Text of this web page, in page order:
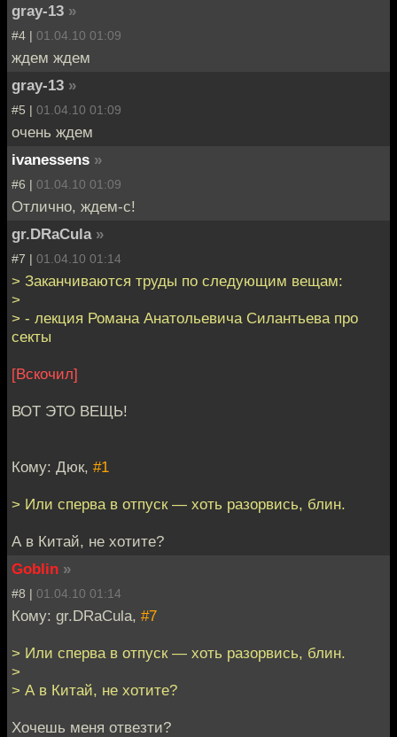
gray-13 »
#4 | 01.04.10 01:09
ждем ждем
gray-13 »
#5 | 01.04.10 01:09
очень ждем
ivanessens »
#6 | 01.04.10 01:09
Отлично, ждем-с!
gr.DRaCula »
#7 | 01.04.10 01:14
> Заканчиваются труды по следующим вещам:
>
> - лекция Романа Анатольевича Силантьева про
секты
[Вскочил]
ВОТ ЭТО ВЕЩЬ!
Кому: Дюк, #1
> Или сперва в отпуск — хоть разорвись, блин.
А в Китай, не хотите?
Goblin »
#8 | 01.04.10 01:14
Кому: gr.DRaCula, #7
> Или сперва в отпуск — хоть разорвись, блин.
>
> А в Китай, не хотите?
Хочешь меня отвезти?